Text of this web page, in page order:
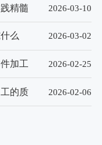
精髓 2026-03-10
么 2026-03-02
加工
2026-02-25
的质
2026-02-06